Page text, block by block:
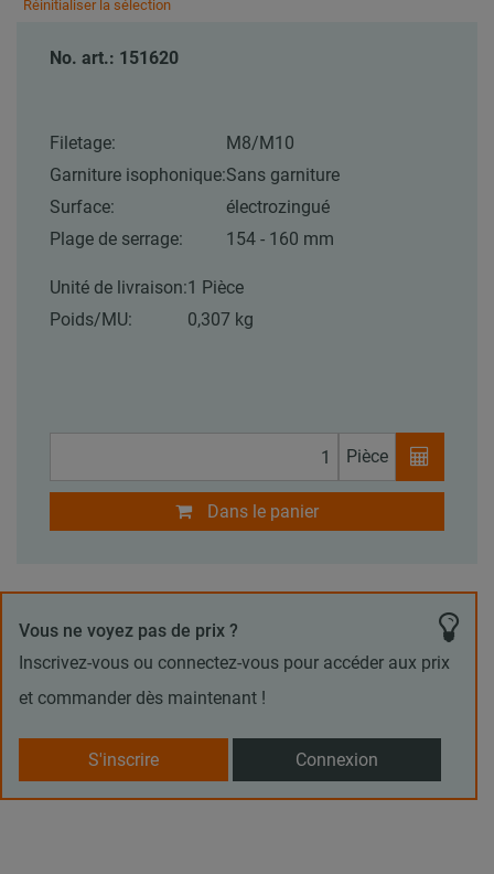
Réinitialiser la sélection
No. art.: 151620
Filetage:
M8/M10
Garniture isophonique:Sans garniture
Surface:
électrozingué
Plage de serrage:
154 - 160 mm
Unité de livraison:1 Pièce
Poids/MU:
0,307 kg
Pièce
Dans le panier
Vous ne voyez pas de prix ?
Inscrivez-vous ou connectez-vous pour accéder aux prix
et commander dès maintenant !
S'inscrire Connexion